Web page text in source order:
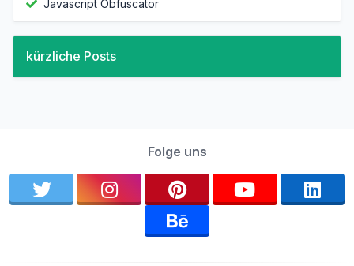
Javascript Obfuscator
kürzliche Posts
Folge uns